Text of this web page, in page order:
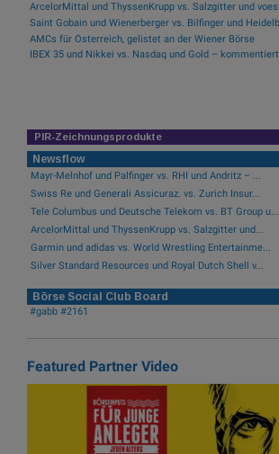
AMCs für Österreich, gelistet an der Wiener Börse
PIR-Zeichnungsprodukte
Newsflow
Mayr-Melnhof und Palfinger vs. RHI und Andritz – ...
Swiss Re und Generali Assicuraz. vs. Zurich Insur...
Tele Columbus und Deutsche Telekom vs. BT Group u...
ArcelorMittal und ThyssenKrupp vs. Salzgitter und...
Garmin und adidas vs. World Wrestling Entertainme...
Silver Standard Resources und Royal Dutch Shell v...
Börse Social Club Board
#gabb #2161
Featured Partner Video